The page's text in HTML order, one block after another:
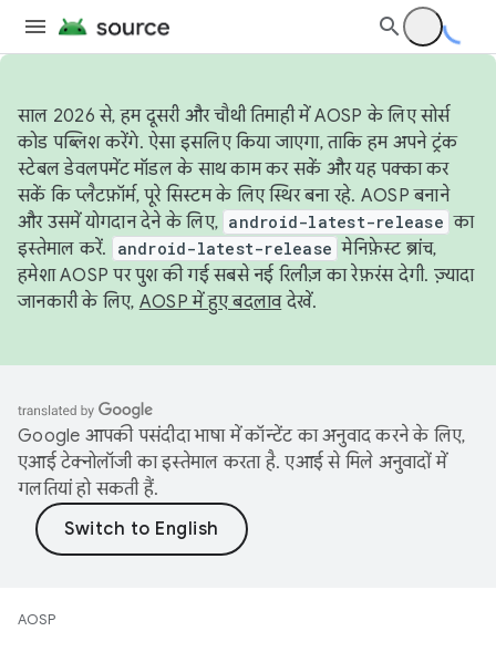
साल 2026 से, हम दूसरी और चौथी तिमाही में AOSP के लिए सोर्स
कोड पब्लिश करेंगे. ऐसा इसलिए किया जाएगा, ताकि हम अपने ट्रंक
स्टेबल डेवलपमेंट मॉडल के साथ काम कर सकें और यह पक्का कर
सकें कि प्लैटफ़ॉर्म, पूरे सिस्टम के लिए स्थिर बना रहे. AOSP बनाने
और उसमें योगदान देने के लिए, android-latest-release का
इस्तेमाल करें.
android-latest-release मेनिफ़ेस्ट ब्रांच,
हमेशा AOSP पर पुश की गई सबसे नई रिलीज़ का रेफ़रंस देगी. ज़्यादा
जानकारी के लिए, AOSP में हुए बदलावदेखें.
Google आपकी पसंदीदा भाषा में कॉन्टेंट का अनुवाद करने के लिए,
एआई टेक्नोलॉजी का इस्तेमाल करता है. एआई से मिले अनुवादों में
गलतियां हो सकती हैं.
AOSP